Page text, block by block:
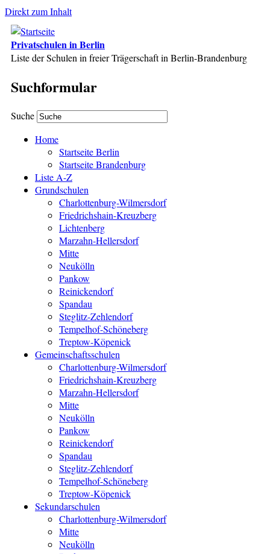
Direkt zum Inhalt
Privatschulen in Berlin
Liste der Schulen in freier Trägerschaft in Berlin-Brandenburg
Suchformular
Suche
Home
Startseite Berlin
Startseite Brandenburg
Liste A-Z
Grundschulen
Charlottenburg-Wilmersdorf
Friedrichshain-Kreuzberg
Lichtenberg
Marzahn-Hellersdorf
Mitte
Neukölln
Pankow
Reinickendorf
Spandau
Steglitz-Zehlendorf
Tempelhof-Schöneberg
Treptow-Köpenick
Gemeinschaftsschulen
Charlottenburg-Wilmersdorf
Friedrichshain-Kreuzberg
Marzahn-Hellersdorf
Mitte
Neukölln
Pankow
Reinickendorf
Spandau
Steglitz-Zehlendorf
Tempelhof-Schöneberg
Treptow-Köpenick
Sekundarschulen
Charlottenburg-Wilmersdorf
Mitte
Neukölln